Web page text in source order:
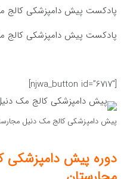
پادکست پیش دامپزشکی کالج
پادکست پیش دامپزشکی کالج
[njwa_button id=”6717″]
پیش دامپزشکی کالج مک دنیل
دوره پیش دامپزشکی